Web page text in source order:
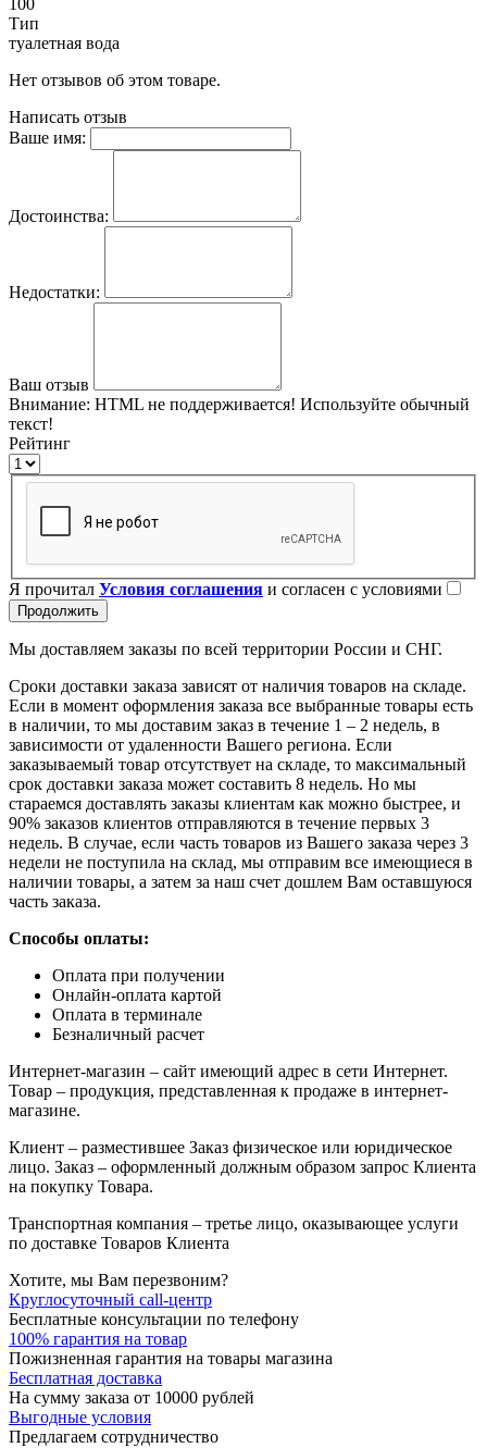
Тип
туалетная вода
Нет отзывов об этом товаре.
Написать отзыв
Ваше имя:
Достоинства:
Недостатки:
Ваш отзыв
Внимание: HTML не поддерживается! Используйте обычный
текст!
Рейтинг
Я прочитал Условия соглашения и согласен с условиями
Продолжить
Мы доставляем заказы по всей территории России и СНГ.
Сроки доставки заказа зависят от наличия товаров на складе.
Если в момент оформления заказа все выбранные товары есть
в наличии, то мы доставим заказ в течение 1 – 2 недель, в
зависимости от удаленности Вашего региона. Если
заказываемый товар отсутствует на складе, то максимальный
срок доставки заказа может составить 8 недель. Но мы
стараемся доставлять заказы клиентам как можно быстрее, и
90% заказов клиентов отправляются в течение первых 3
недель. В случае, если часть товаров из Вашего заказа через 3
недели не поступила на склад, мы отправим все имеющиеся в
наличии товары, а затем за наш счет дошлем Вам оставшуюся
часть заказа.
Способы оплаты:
Оплата при получении
Онлайн-оплата картой
Оплата в терминале
Безналичный расчет
Интернет-магазин – сайт имеющий адрес в сети Интернет.
Товар – продукция, представленная к продаже в интернет-
магазине.
Клиент – разместившее Заказ физическое или юридическое
лицо. Заказ – оформленный должным образом запрос Клиента
на покупку Товара.
Транспортная компания – третье лицо, оказывающее услуги
по доставке Товаров Клиента
Хотите, мы Вам перезвоним?
Круглосуточный call-центр
Бесплатные консультации по телефону
100% гарантия на товар
Пожизненная гарантия на товары магазина
Бесплатная доставка
На сумму заказа от 10000 рублей
Выгодные условия
Предлагаем сотрудничество